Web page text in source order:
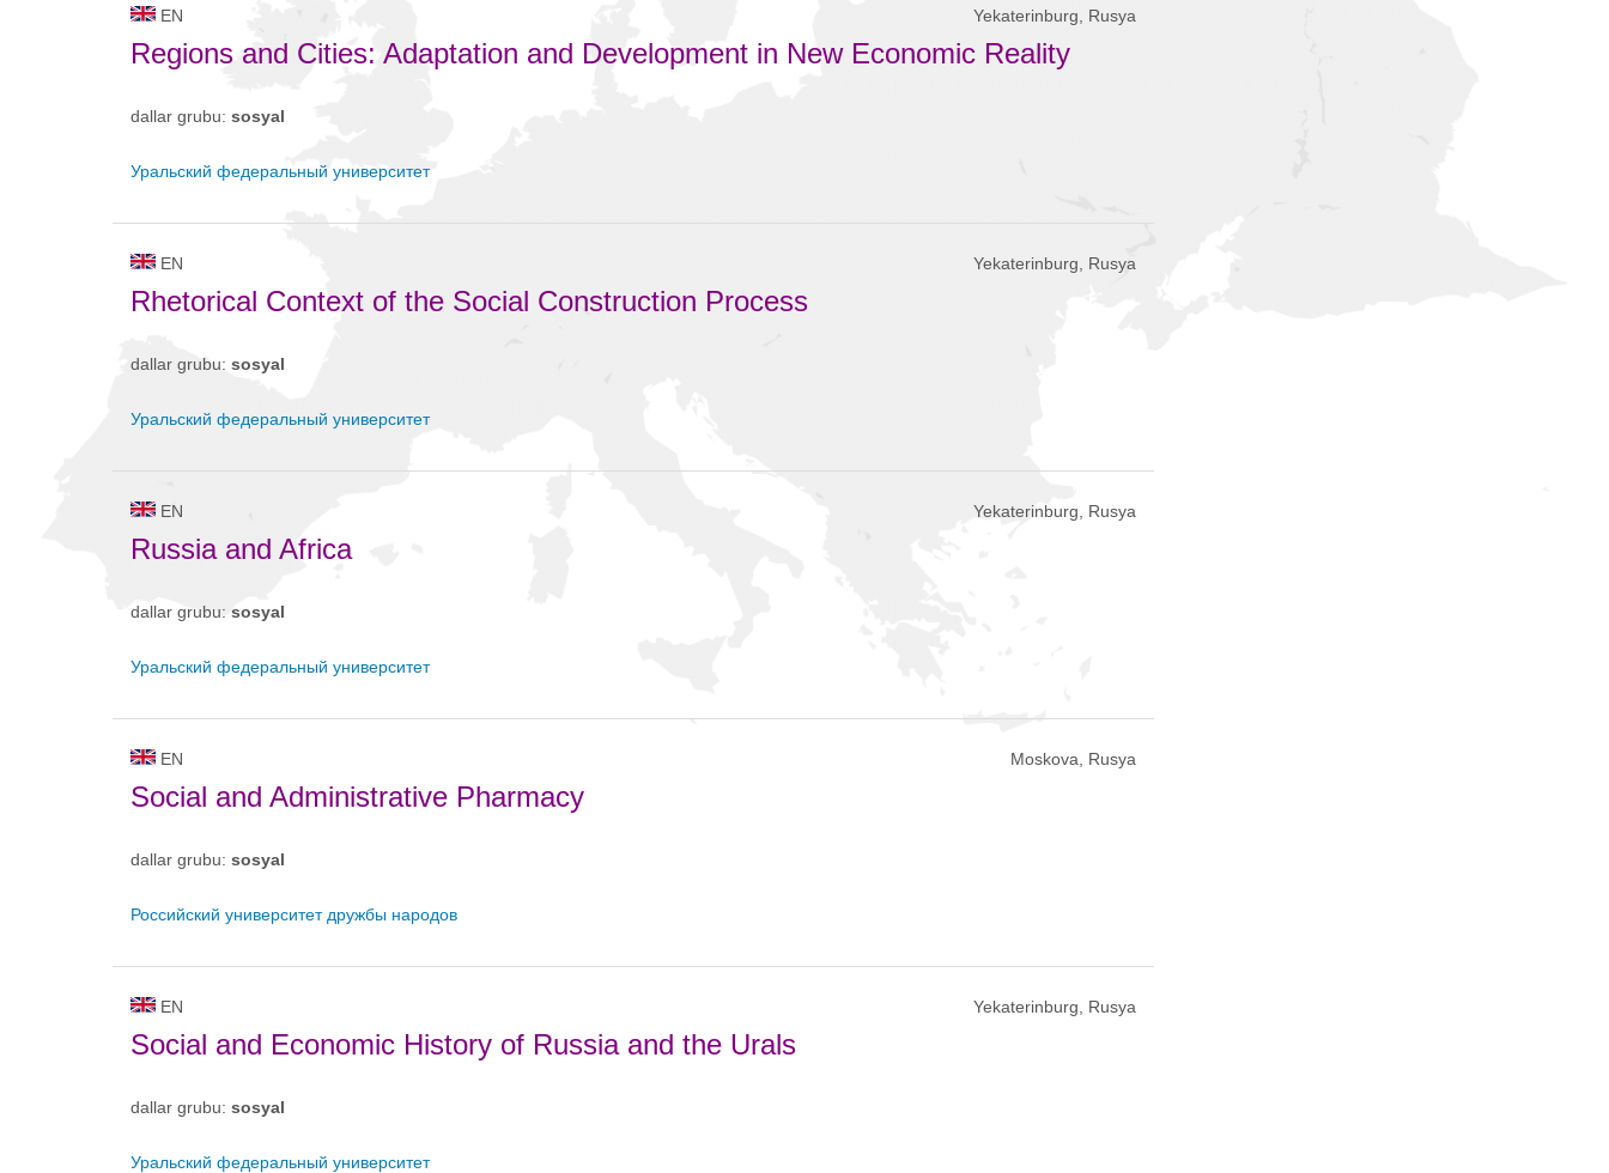
EN Yekaterinburg, Rusya
Regions and Cities: Adaptation and Development in New Economic Reality
dallar grubu: sosyal
Уральский федеральный университет
EN Yekaterinburg, Rusya
Rhetorical Context of the Social Construction Process
dallar grubu: sosyal
Уральский федеральный университет
EN Yekaterinburg, Rusya
Russia and Africa
dallar grubu: sosyal
Уральский федеральный университет
EN Moskova, Rusya
Social and Administrative Pharmacy
dallar grubu: sosyal
Российский университет дружбы народов
EN Yekaterinburg, Rusya
Social and Economic History of Russia and the Urals
dallar grubu: sosyal
Уральский федеральный университет